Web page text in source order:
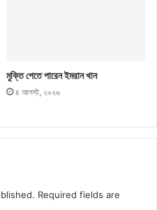
মুক্তি পেতে পারেন ইমরান খান
৪ আগস্ট, ২০২৬
Required fields are